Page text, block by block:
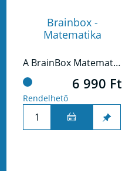
Brainbox -
Matematika
A BrainBox Matematika izgalmas kihívás az agynak!
6 990 Ft
Rendelhető